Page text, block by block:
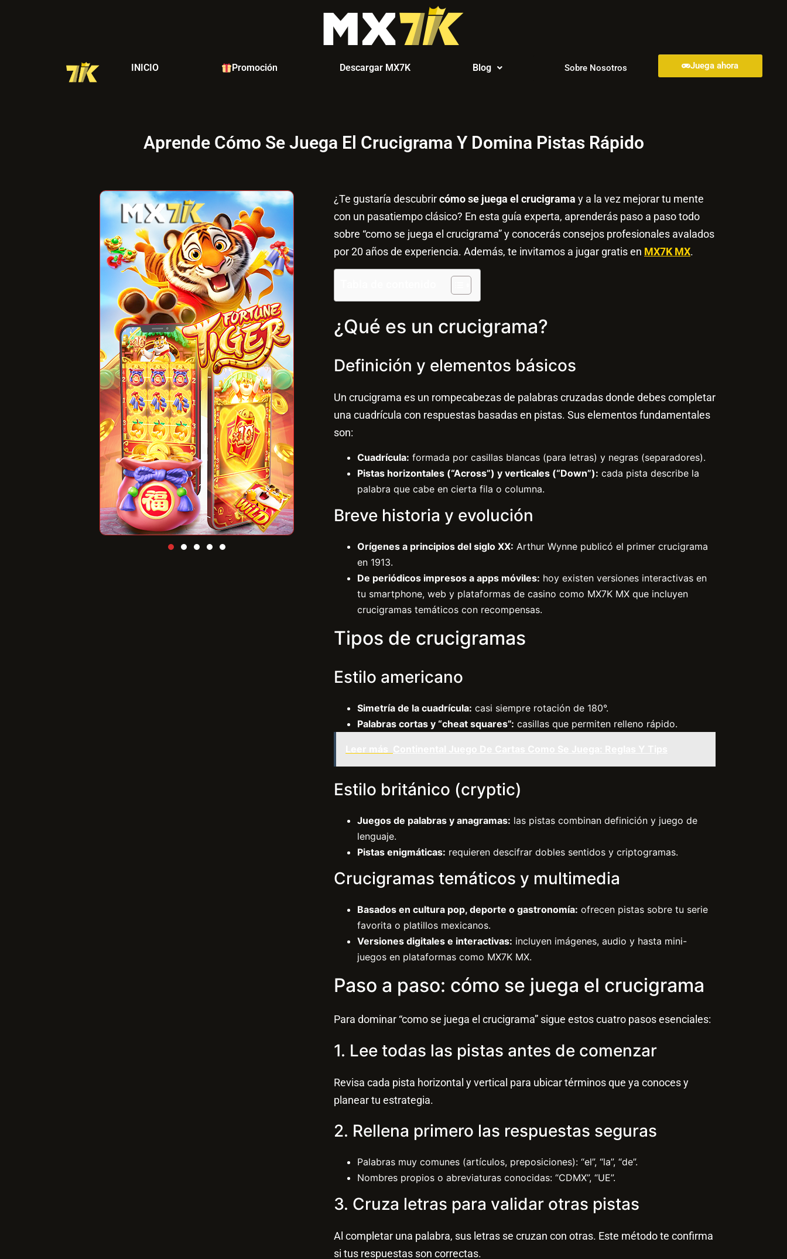
INICIO Promoción Descargar MX7K Blog Sobre Nosotros Juega ahora
Aprende Cómo Se Juega El Crucigrama Y Domina Pistas Rápido
¿Te gustaría descubrircómo se juega el crucigrama y a la vez mejorar tu mente
con un pasatiempo clásico? En esta guía experta, aprenderás paso a paso todo
sobre “como se juega el crucigrama” y conocerás consejos profesionales avalados
por 20 años de experiencia. Además, te invitamos a jugar gratis en MX7K MX.
¿Qué es un crucigrama?
Definición y elementos básicos
Un crucigrama es un rompecabezas de palabras cruzadas donde debes completar
una cuadrícula con respuestas basadas en pistas. Sus elementos fundamentales
son:
Cuadrícula: formada por casillas blancas (para letras) y negras (separadores).
Pistas horizontales (“Across”) y verticales (“Down”): cada pista describe la
palabra que cabe en cierta fila o columna.
Breve historia y evolución
Orígenes a principios del siglo XX: Arthur Wynne publicó el primer crucigrama
en 1913.
De periódicos impresos a apps móviles: hoy existen versiones interactivas en
tu smartphone, web y plataformas de casino como MX7K MX que incluyen
crucigramas temáticos con recompensas.
Tipos de crucigramas
Estilo americano
Simetría de la cuadrícula: casi siempre rotación de 180°.
Palabras cortas y “cheat squares”: casillas que permiten relleno rápido.
Estilo británico (cryptic)
Juegos de palabras y anagramas: las pistas combinan definición y juego de
lenguaje.
Pistas enigmáticas: requieren descifrar dobles sentidos y criptogramas.
Crucigramas temáticos y multimedia
Basados en cultura pop, deporte o gastronomía: ofrecen pistas sobre tu serie
favorita o platillos mexicanos.
Versiones digitales e interactivas: incluyen imágenes, audio y hasta mini-
juegos en plataformas como MX7K MX.
Paso a paso: cómo se juega el crucigrama
Para dominar “como se juega el crucigrama” sigue estos cuatro pasos esenciales:
1. Lee todas las pistas antes de comenzar
Revisa cada pista horizontal y vertical para ubicar términos que ya conoces y
planear tu estrategia.
2. Rellena primero las respuestas seguras
Palabras muy comunes (artículos, preposiciones): “el”, “la”, “de”.
Nombres propios o abreviaturas conocidas: “CDMX”, “UE”.
3. Cruza letras para validar otras pistas
Al completar una palabra, sus letras se cruzan con otras. Este método te confirma
si tus respuestas son correctas.